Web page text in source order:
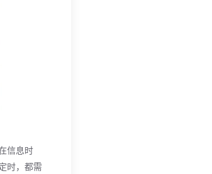
信息时
时，都需